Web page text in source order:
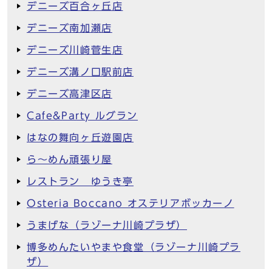
デニーズ百合ヶ丘店
デニーズ南加瀬店
デニーズ川崎菅生店
デニーズ溝ノ口駅前店
デニーズ高津区店
Cafe&Party ルグラン
はなの舞向ヶ丘遊園店
ら～めん頑張り屋
レストラン ゆうき亭
Osteria Boccano オステリアボッカーノ
うまげな（ラゾーナ川崎プラザ）
博多めんたいやまや食堂（ラゾーナ川崎プラ
ザ）